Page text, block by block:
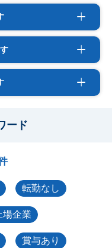
ード
転勤なし
場企業
賞与あり